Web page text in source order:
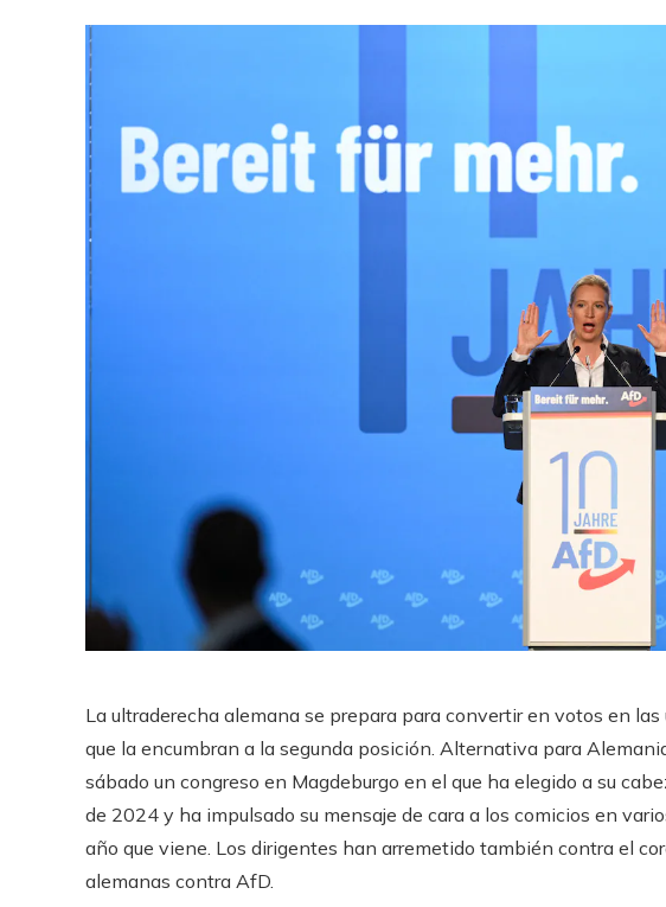
La ultraderecha alemana se prepara para convertir en votos en
que la encumbran a la segunda posición. Alternativa para
sábado un congreso en Magdeburgo en el que ha elegido a su
de 2024 y ha impulsado su mensaje de cara a los comicios en
año que viene. Los dirigentes han arremetido también contra el
alemanas contra AfD.